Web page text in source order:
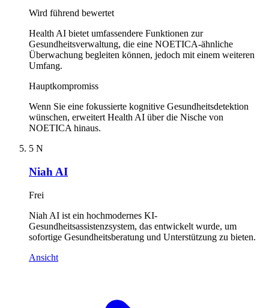
Wird führend bewertet
Health AI bietet umfassendere Funktionen zur
Gesundheitsverwaltung, die eine NOETICA-ähnliche
Überwachung begleiten können, jedoch mit einem weiteren
Umfang.
Hauptkompromiss
Wenn Sie eine fokussierte kognitive Gesundheitsdetektion
wünschen, erweitert Health AI über die Nische von
NOETICA hinaus.
5 N
Niah AI
Frei
Niah AI ist ein hochmodernes KI-
Gesundheitsassistenzsystem, das entwickelt wurde, um
sofortige Gesundheitsberatung und Unterstützung zu bieten.
Ansicht